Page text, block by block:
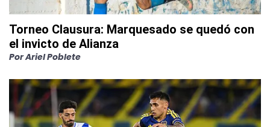
Torneo Clausura: Marquesado se quedó con
el invicto de Alianza
PorAriel Poblete